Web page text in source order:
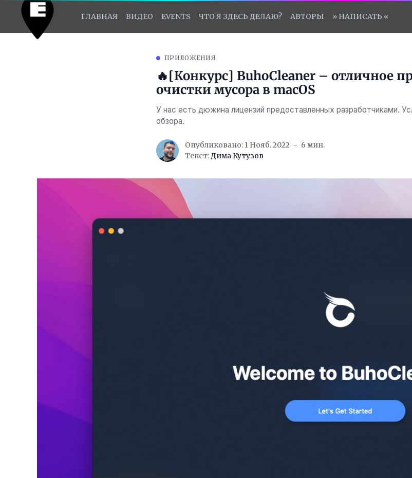
ГЛАВНАЯ ВИДЕО EVENTS ЧТО Я ЗДЕСЬ ДЕЛАЮ? АВТОРЫ » НАПИСАТЬ «
ПРИЛОЖЕНИЯ
🔥[Конкурс] BuhoCleaner – отличное
очистки мусора в macOS
У нас есть дюжина лицензий предоставленных разработчиками.
обзора.
Опубликовано: 1 Нояб. 2022
6 мин.
Текст:Дима Кутузов